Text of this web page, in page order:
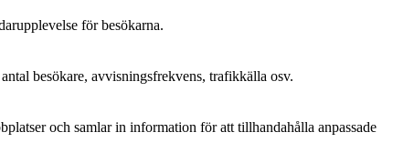
för besökarna.
besökare, avvisningsfrekvens, trafikkälla osv.
och samlar in information för att tillhandahålla anpassade